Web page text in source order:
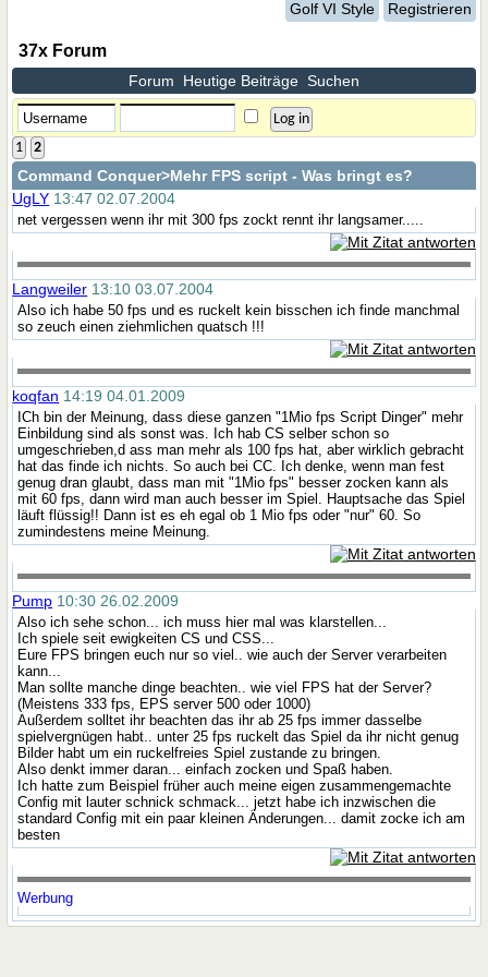
Golf VI Style Registrieren
37x Forum
Forum Heutige Beiträge Suchen
1 2
Command Conquer>Mehr FPS script - Was bringt es?
UgLY 13:47 02.07.2004
net vergessen wenn ihr mit 300 fps zockt rennt ihr langsamer.....
Langweiler 13:10 03.07.2004
Also ich habe 50 fps und es ruckelt kein bisschen ich finde manchmal
so zeuch einen ziehmlichen quatsch !!!
koqfan 14:19 04.01.2009
ICh bin der Meinung, dass diese ganzen "1Mio fps Script Dinger" mehr
Einbildung sind als sonst was. Ich hab CS selber schon so
umgeschrieben,d ass man mehr als 100 fps hat, aber wirklich gebracht
hat das finde ich nichts. So auch bei CC. Ich denke, wenn man fest
genug dran glaubt, dass man mit "1Mio fps" besser zocken kann als
mit 60 fps, dann wird man auch besser im Spiel. Hauptsache das Spiel
läuft flüssig!! Dann ist es eh egal ob 1 Mio fps oder "nur" 60. So
zumindestens meine Meinung.
Pump 10:30 26.02.2009
Also ich sehe schon... ich muss hier mal was klarstellen...
Ich spiele seit ewigkeiten CS und CSS...
Eure FPS bringen euch nur so viel.. wie auch der Server verarbeiten
kann...
Man sollte manche dinge beachten.. wie viel FPS hat der Server?
(Meistens 333 fps, EPS server 500 oder 1000)
Außerdem solltet ihr beachten das ihr ab 25 fps immer dasselbe
spielvergnügen habt.. unter 25 fps ruckelt das Spiel da ihr nicht genug
Bilder habt um ein ruckelfreies Spiel zustande zu bringen.
Also denkt immer daran... einfach zocken und Spaß haben.
Ich hatte zum Beispiel früher auch meine eigen zusammengemachte
Config mit lauter schnick schmack... jetzt habe ich inzwischen die
standard Config mit ein paar kleinen Änderungen... damit zocke ich am
besten
Werbung